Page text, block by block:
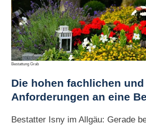
Bestattung Grab
Die hohenfachlichen
Anforderungen an eine
Bestatter Isny im Allgäu: Gerade